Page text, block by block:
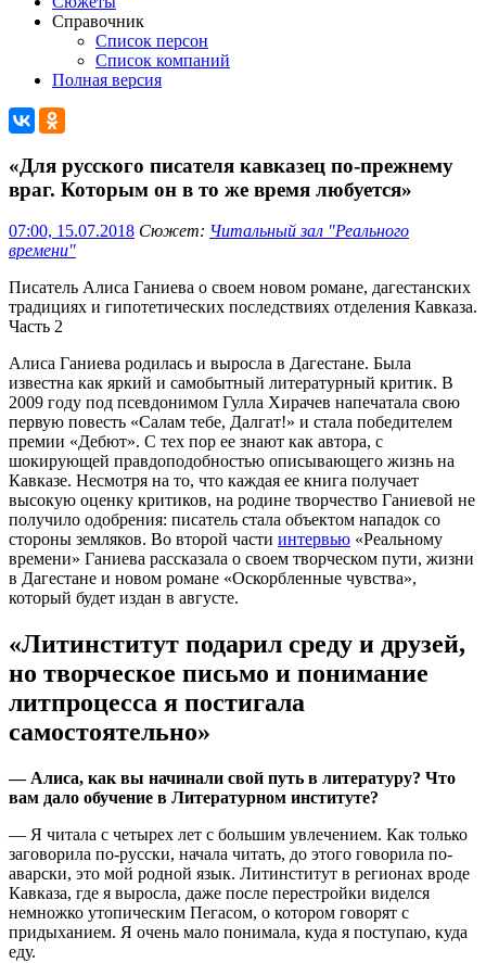
Справочник
Список персон
Список компаний
Полная версия
«Для русского писателя кавказец по-прежнему
враг. Которым он в то же время любуется»
07:00, 15.07.2018 Сюжет: Читальный зал "Реального
времени"
Писатель Алиса Ганиева о своем новом романе, дагестанских
традициях и гипотетических последствиях отделения Кавказа.
Часть 2
Алиса Ганиева родилась и выросла в Дагестане. Была
известна как яркий и самобытный литературный критик. В
2009 году под псевдонимом Гулла Хирачев напечатала свою
первую повесть «Салам тебе, Далгат!» и стала победителем
премии «Дебют». С тех пор ее знают как автора, с
шокирующей правдоподобностью описывающего жизнь на
Кавказе. Несмотря на то, что каждая ее книга получает
высокую оценку критиков, на родине творчество Ганиевой не
получило одобрения: писатель стала объектом нападок со
стороны земляков. Во второй части интервью «Реальному
времени» Ганиева рассказала о своем творческом пути, жизни
в Дагестане и новом романе «Оскорбленные чувства»,
который будет издан в августе.
«Литинститут подарил среду и друзей,
но творческое письмо и понимание
литпроцесса я постигала
самостоятельно»
— Алиса, как вы начинали свой путь в литературу? Что
вам дало обучение в Литературном институте?
— Я читала с четырех лет с большим увлечением. Как только
заговорила по-русски, начала читать, до этого говорила по-
аварски, это мой родной язык. Литинститут в регионах вроде
Кавказа, где я выросла, даже после перестройки виделся
немножко утопическим Пегасом, о котором говорят с
придыханием. Я очень мало понимала, куда я поступаю, куда
еду.